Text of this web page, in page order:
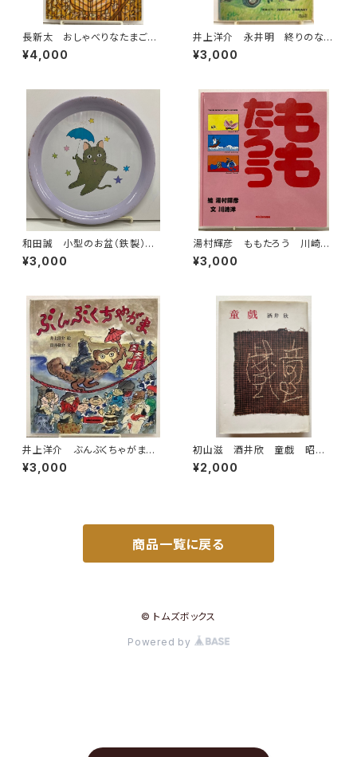
長新太 おしゃべりなたまごや
き 寺村輝夫 こどものとも「母
の友」絵本35 1959年 福音
¥4,000
井上洋介 永井明 終りのない
道 1969年 初版 函 理論
社
¥3,000
和田誠 小型のお盆（鉄製）直
径20センチ 昭和40年代？
¥3,000
湯村輝彦 ももたろう 川崎
洋 1987年 初版 ミキハウ
ス
¥3,000
井上洋介 ぶんぶくちゃがま
筒井敬介 1987年 初版 ミ
キハウス
¥3,000
初山滋 酒井欣 童戯 昭和5
8年 復刻版 第一書房刊
¥2,000
商品一覧に戻る
© トムズボックス
Powered by